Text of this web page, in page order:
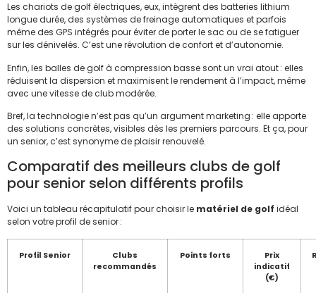
Les chariots de golf électriques, eux, intègrent des batteries lithium
longue durée, des systèmes de freinage automatiques et parfois
même des GPS intégrés pour éviter de porter le sac ou de se fatiguer
sur les dénivelés. C’est une révolution de confort et d’autonomie.
Enfin, les balles de golf à compression basse sont un vrai atout : elles
réduisent la dispersion et maximisent le rendement à l’impact, même
avec une vitesse de club modérée.
Bref, la technologie n’est pas qu’un argument marketing : elle apporte
des solutions concrètes, visibles dès les premiers parcours. Et ça, pour
un senior, c’est synonyme de plaisir renouvelé.
Comparatif des meilleurs clubs de golf
pour senior selon différents profils
Voici un tableau récapitulatif pour choisir le matériel de golf idéal
selon votre profil de senior :
Profil Senior
Clubs
recommandés
Points forts
Prix
indicatif
(€)